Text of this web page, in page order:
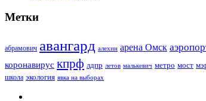
Метки
абрамович авангард алехин арена Омск
коронавирус кпрф лдпр летов малькевич метро мост
школа экология явка на выборах